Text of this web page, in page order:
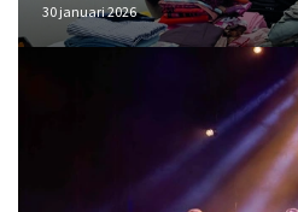
30 januari 2026